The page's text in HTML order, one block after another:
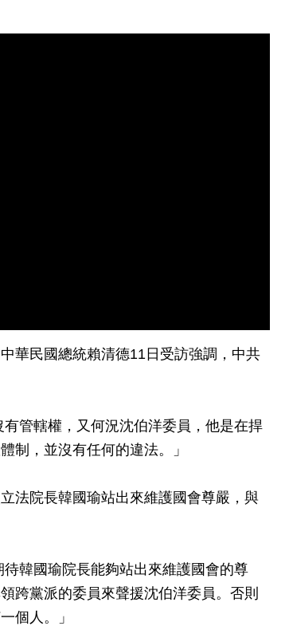
華民國總統賴清德11日受訪強調，中共
管轄權，又何況沈伯洋委員，他是在捍
制，並沒有任何的違法。」
法院長韓國瑜站出來維護國會尊嚴，與
韓國瑜院長能夠站出來維護國會的尊
跨黨派的委員來聲援沈伯洋委員。否則
個人。」